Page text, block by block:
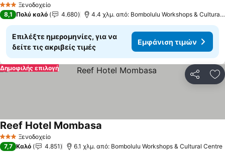
3 ΑστέριαΞενοδοχείο
8,1 Πολύ καλό 4.680 4.4 χλμ. από: Bombolulu Workshops & Cultural Centre
Επιλέξτε ημερομηνίες, για να
δείτε τις ακριβείς τιμές
Εμφάνιση τιμών
Δημοφιλής επιλογή
3 ΑστέριαΞενοδοχείο
Reef Hotel Mombasa
7,7 Καλό 4.851 6.1 χλμ. από: Bombolulu Workshops & Cultural Centre